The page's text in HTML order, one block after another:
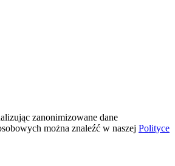
zanonimizowane dane
można znaleźć w naszej Polityce